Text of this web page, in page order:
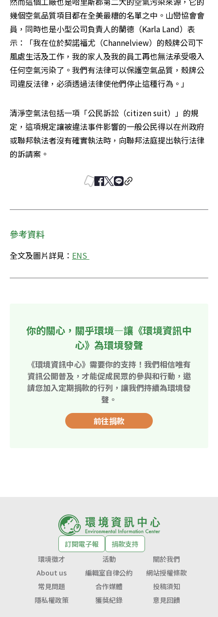
幾個空氣品質項目都在全美最糟的名單之中。山巒協會會
員，同時也是小型公司負責人的蘭德（Karla Land）表
示：「我在位於契諾福尤（Channelview）的殼牌公司下
風處生活及工作，我的家人及我的員工再也無法承受吸入
任何空氣污染了。我們有法律可以保護空氣品質，殼牌公
司違反法律，必須透過法律使他們停止這種行為。」
清淨空氣法包括一項「公民訴訟（citizen suit）」的規
定，這項規定讓被違法事件影響的一般公民得以在州政府
或聯邦執法者沒有確實執法時，向聯邦法庭提出執行法律
的訴請案。
參考資料
全文及圖片詳見： ENS
你的關心，關乎環境—讓《環境資訊中
心》為環境發聲
《環境資訊中心》需要你的支持！我們相信唯有
資訊公開普及，才能促成民眾的參與和行動，邀
請您加入定期捐款的行列，讓我們持續為環境發
聲。
前往捐款
訂閱電子報
捐款支持
環境徵才
活動
關於我們
About us
編輯室自律公約
網站授權條款
常見問題
合作媒體
投稿須知
隱私權政策
獲獎紀錄 意見回饋